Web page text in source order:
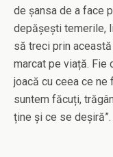
de șansa de a face
depășești temerile,
să treci prin
marcat pe viață. Fie
joacă cu ceea ce ne
suntem făcuți,
ține și ce se deșiră”.